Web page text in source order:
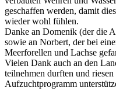
geschaffen werden, damit
wieder wohl fühlen.
Danke an Domenik (der die
sowie an Norbert, der bei
Meerforellen und Lachse
Vielen Dank auch an den
teilnehmen durften und
Aufzuchtprogramm